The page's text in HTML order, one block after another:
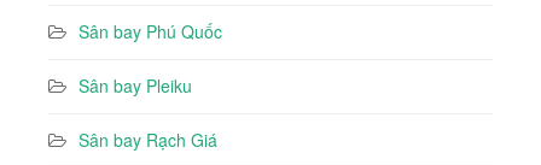
Sân bay Phú Quốc
Sân bay Pleiku
Sân bay Rạch Giá